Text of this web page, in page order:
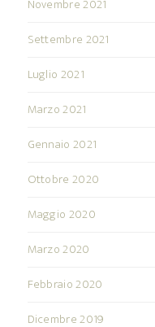
Novembre 2021
Settembre 2021
Luglio 2021
Marzo 2021
Gennaio 2021
Ottobre 2020
Maggio 2020
Marzo 2020
Febbraio 2020
Dicembre 2019